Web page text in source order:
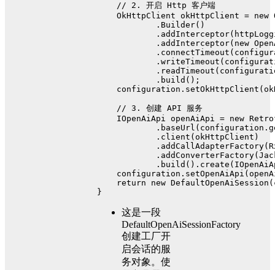
// 2. 开启 Http 客户端
OkHttpClient
okHttpClient = new
            .Builder()
            .addInterceptor(
new
            .build();
// 3. 创建 API 服务
IOpenAiApi
openAiApi = new
            .client(okHttpClient)
return
new DefaultOpenAiSession
}
这是一段
DefaultOpenAiSessionFactory
创建工厂开
启会话的服
务对象。使